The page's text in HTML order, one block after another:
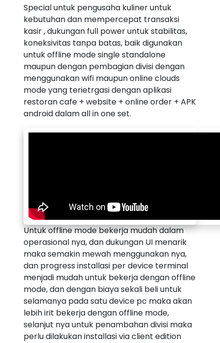
Special untuk pengusaha kuliner untuk
kebutuhan dan mempercepat transaksi
kasir , dukungan full power untuk stabilitas,
koneksivitas tanpa batas, baik digunakan
untuk offline mode single standalone
maupun dengan pembagian divisi dengan
menggunakan wifi maupun online clouds
mode yang terietrgasi dengan aplikasi
restoran cafe + website + online order + APK
android dalam all in one set.
Untuk offline mode bekerja mudah dalam
operasional nya, dan dukungan UI menarik
maka semakin mewah menggunakan nya,
dan progress installasi per device terminal
menjadi mudah untuk bekerja dengan offline
mode, dan dengan biaya sekali beli untuk
selamanya pada satu device pc maka akan
lebih irit bekerja dengan offline mode,
selanjut nya untuk penambahan divisi maka
perlu dilakukan installasi via client edition